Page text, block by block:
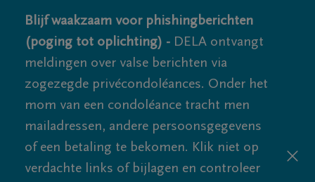
Blijf waakzaam voor phishingberichten
(poging tot oplichting) - DELA ontvangt
meldingen over valse berichten via
zogezegde privécondoléances. Onder het
mom van een condoléance tracht men
mailadressen, andere persoonsgegevens
of een betaling te bekomen. Klik niet op
verdachte links of bijlagen en controleer